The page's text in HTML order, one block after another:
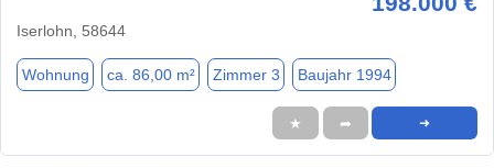
Iserlohn, 58644
Wohnung ca. 86,00 m² Zimmer 3 Baujahr 1994
★ ➦ ➜